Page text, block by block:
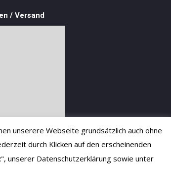
/ Versand
unserere Webseite grundsätzlich auch ohne
durch Klicken auf den erscheinenden
unserer Datenschutzerklärung sowie unter